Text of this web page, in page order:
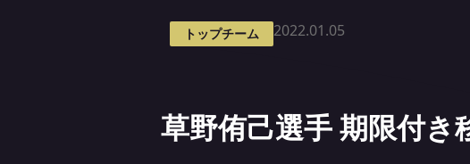
トップチーム 2022.01.05
草野侑己選手 期限付き